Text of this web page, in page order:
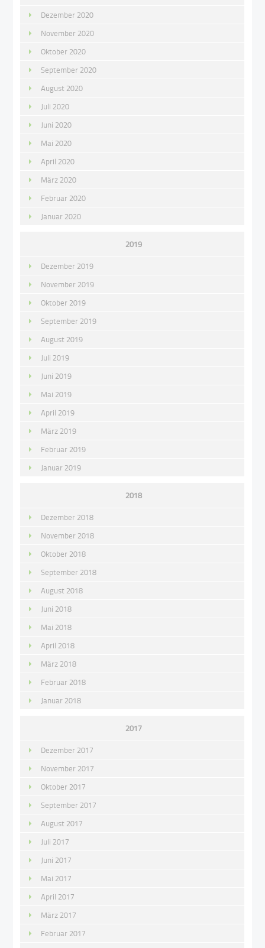
Dezember 2020
November 2020
Oktober 2020
September 2020
August 2020
Juli 2020
Juni 2020
Mai 2020
April 2020
März 2020
Februar 2020
Januar 2020
2019
Dezember 2019
November 2019
Oktober 2019
September 2019
August 2019
Juli 2019
Juni 2019
Mai 2019
April 2019
März 2019
Februar 2019
Januar 2019
2018
Dezember 2018
November 2018
Oktober 2018
September 2018
August 2018
Juni 2018
Mai 2018
April 2018
März 2018
Februar 2018
Januar 2018
2017
Dezember 2017
November 2017
Oktober 2017
September 2017
August 2017
Juli 2017
Juni 2017
Mai 2017
April 2017
März 2017
Februar 2017